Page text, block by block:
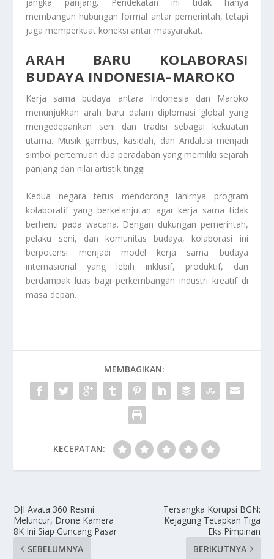
membangun hubungan formal antar pemerintah, tetapi
juga memperkuat koneksi antar masyarakat.
ARAH BARU KOLABORASI
BUDAYA INDONESIA–MAROKO
Kerja sama budaya antara Indonesia dan Maroko
menunjukkan arah baru dalam diplomasi global yang
mengedepankan seni dan tradisi sebagai kekuatan
utama. Musik gambus, kasidah, dan Andalusi menjadi
simbol pertemuan dua peradaban yang memiliki sejarah
panjang dan nilai artistik tinggi.
Kedua negara terus mendorong lahirnya program
kolaboratif yang berkelanjutan agar kerja sama tidak
berhenti pada wacana. Dengan dukungan pemerintah,
pelaku seni, dan komunitas budaya, kolaborasi ini
berpotensi menjadi model kerja sama budaya
internasional yang lebih inklusif, produktif, dan
berdampak luas bagi perkembangan industri kreatif di
masa depan.
MEMBAGIKAN:
KECEPATAN:
DJI Avata 360 Resmi
Meluncur, Drone Kamera
8K Ini Siap Guncang Pasar
SEBELUMNYA
Tersangka Korupsi BGN:
Kejagung Tetapkan Tiga
Eks Pimpinan
BERIKUTNYA